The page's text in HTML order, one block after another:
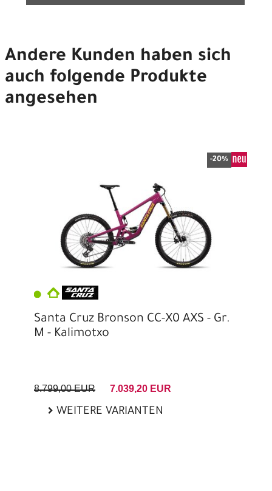
Andere Kunden haben sich
auch folgende Produkte
angesehen
-20%
Santa Cruz Bronson CC-X0 AXS - Gr.
M - Kalimotxo
8.799,00 EUR 7.039,20 EUR
WEITERE VARIANTEN